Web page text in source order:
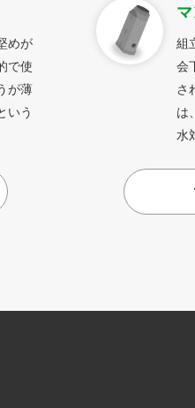
めが
で使
が薄
いう
組
会
さ
は
水